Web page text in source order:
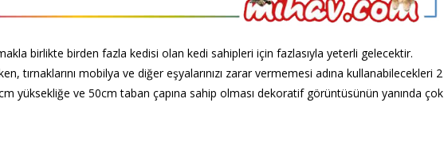
birlikte birden fazla kedisi olan kedi sahipleri için fazlasıyla yeterli gelecektir.
tırnaklarını mobilya ve diğer eşyalarınızı zarar vermemesi adına kullanabilecekleri 2
yüksekliğe ve 50cm taban çapına sahip olması dekoratif görüntüsünün yanında çok